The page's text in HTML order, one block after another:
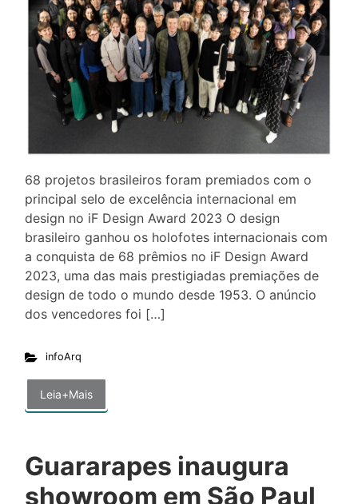
68 projetos brasileiros foram premiados com o
principal selo de excelência internacional em
design no iF Design Award 2023 O design
brasileiro ganhou os holofotes internacionais com
a conquista de 68 prêmios no iF Design Award
2023, uma das mais prestigiadas premiações de
design de todo o mundo desde 1953. O anúncio
dos vencedores foi […]
infoArq
Leia+Mais
Guararapes inaugura
showroom em São Paul